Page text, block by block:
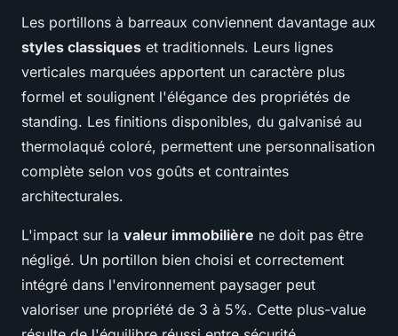
Les portillons à barreaux conviennent davantage aux
styles classiques et traditionnels. Leurs lignes
verticales marquées apportent un caractère plus
formel et soulignent l'élégance des propriétés de
standing. Les finitions disponibles, du galvanisé au
thermolaqué coloré, permettent une personnalisation
complète selon vos goûts et contraintes
architecturales.
L'impact sur la valeur immobilière ne doit pas être
négligé. Un portillon bien choisi et correctement
intégré dans l'environnement paysager peut
valoriser une propriété de 3 à 5%. Cette plus-value